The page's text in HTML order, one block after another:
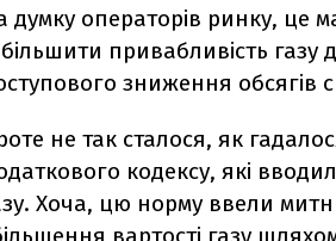
думку операторів ринку, це
привабливість газу
зниження обсягів
не так сталося, як
кодексу, які
Хоча, цю норму ввели